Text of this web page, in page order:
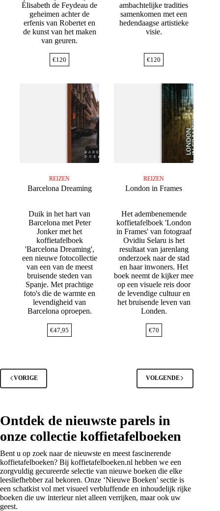
Élisabeth de Feydeau de
geheimen achter de
erfenis van Robertet en
de kunst van het maken
van geuren.
€120
ambachtelijke tradities
samenkomen met een
hedendaagse artistieke
visie.
€120
REIZEN
Barcelona Dreaming
Duik in het hart van
Barcelona met Peter
Jonker met het
koffietafelboek
'Barcelona Dreaming',
een nieuwe fotocollectie
van een van de meest
bruisende steden van
Spanje. Met prachtige
foto's die de warmte en
levendigheid van
Barcelona oproepen.
€47,95
REIZEN
London in Frames
Het adembenemende
koffietafelboek 'London
in Frames' van fotograaf
Ovidiu Selaru is het
resultaat van jarenlang
onderzoek naar de stad
en haar inwoners. Het
boek neemt de kijker mee
op een visuele reis door
de levendige cultuur en
het bruisende leven van
Londen.
€70
VORIGE VOLGENDE
Ontdek de nieuwste parels in
onze collectie koffietafelboeken
Bent u op zoek naar de nieuwste en meest fascinerende
koffietafelboeken? Bij koffietafelboeken.nl hebben we een
zorgvuldig gecureerde selectie van nieuwe boeken die elke
leesliefhebber zal bekoren. Onze ‘Nieuwe Boeken’ sectie is
een schatkist vol met visueel verbluffende en inhoudelijk rijke
boeken die uw interieur niet alleen verrijken, maar ook uw
geest.